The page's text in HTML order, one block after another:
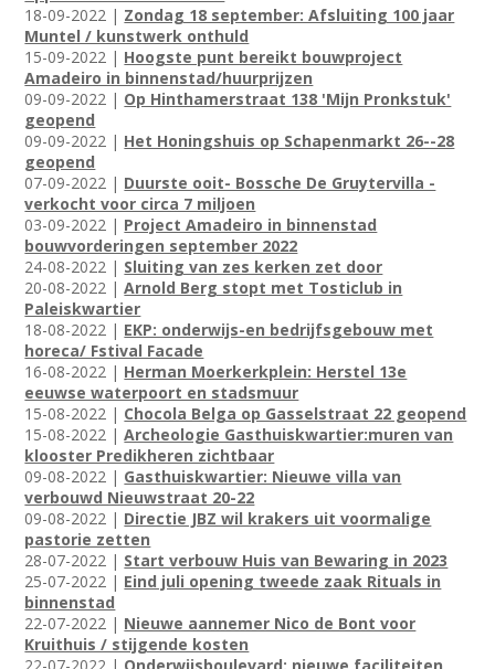
18-09-2022 | Zondag 18 september: Afsluiting 100 jaar
Muntel / kunstwerk onthuld
15-09-2022 | Hoogste punt bereikt bouwproject
Amadeiro in binnenstad/huurprijzen
09-09-2022 | Op Hinthamerstraat 138 'Mijn Pronkstuk'
geopend
09-09-2022 | Het Honingshuis op Schapenmarkt 26--28
geopend
07-09-2022 | Duurste ooit- Bossche De Gruytervilla -
verkocht voor circa 7 miljoen
03-09-2022 | Project Amadeiro in binnenstad
bouwvorderingen september 2022
24-08-2022 | Sluiting van zes kerken zet door
20-08-2022 |Arnold Berg stopt met Tosticlub in
Paleiskwartier
18-08-2022 | EKP: onderwijs-en bedrijfsgebouw met
horeca/ Fstival Facade
16-08-2022 | Herman Moerkerkplein: Herstel 13e
eeuwse waterpoort en stadsmuur
15-08-2022 | Chocola Belga op Gasselstraat 22 geopend
15-08-2022 |Archeologie Gasthuiskwartier:muren van
klooster Predikheren zichtbaar
09-08-2022 | Gasthuiskwartier: Nieuwe villa van
verbouwd Nieuwstraat 20-22
09-08-2022 | Directie JBZ wil krakers uit voormalige
pastorie zetten
28-07-2022 | Start verbouw Huis van Bewaring in 2023
25-07-2022 | Eind juli opening tweede zaak Rituals in
binnenstad
22-07-2022 | Nieuwe aannemer Nico de Bont voor
Kruithuis / stijgende kosten